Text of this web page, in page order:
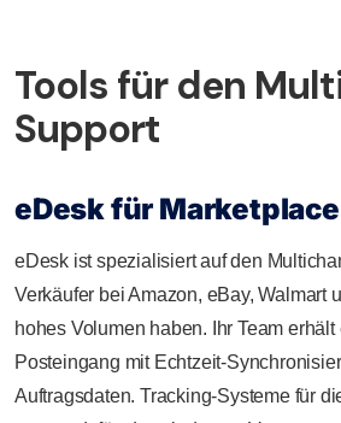
Tools für den
Support
eDesk für
eDesk ist spezialisiert auf den
Verkäufer bei Amazon, eBay, Walmart
hohes Volumen haben. Ihr Team
Posteingang mit Echtzeit-
Auftragsdaten. Tracking-Systeme für